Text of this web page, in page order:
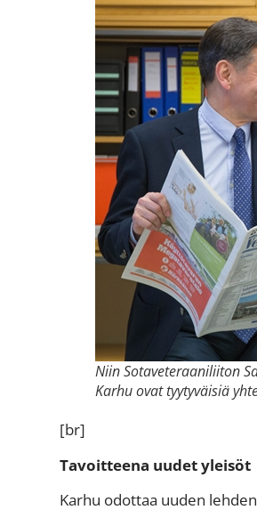
Niin Sotaveteraaniliiton
Karhu ovat tyytyväisiä
[br]
Tavoitteena uudet yleisöt
Karhu odottaa uuden